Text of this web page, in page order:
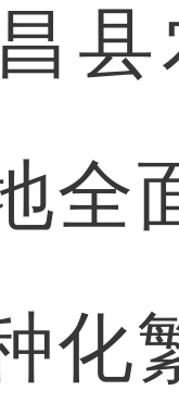
农
全
化